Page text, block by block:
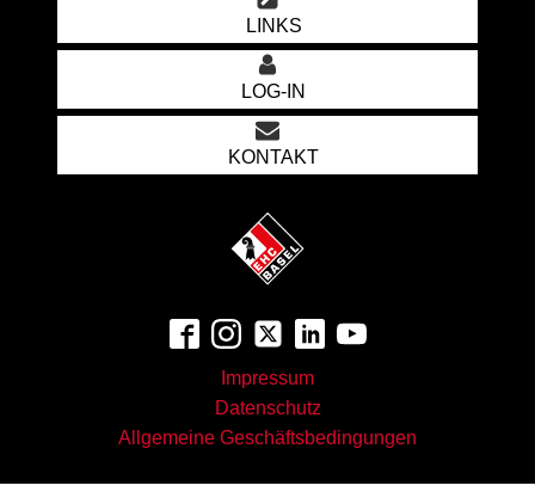
LINKS
LOG-IN
KONTAKT
Impressum
Datenschutz
Allgemeine Geschäftsbedingungen